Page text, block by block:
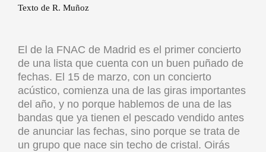
Texto de R. Muñoz
El de la FNAC de Madrid es el primer concierto
de una lista que cuenta con un buen puñado de
fechas. El 15 de marzo, con un concierto
acústico, comienza una de las giras importantes
del año, y no porque hablemos de una de las
bandas que ya tienen el pescado vendido antes
de anunciar las fechas, sino porque se trata de
un grupo que nace sin techo de cristal. Oirás